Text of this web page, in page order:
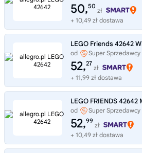
50,50
zł
+ 10,49 zł dostawa
od Super Sprzedawcy
52,27
zł
+ 11,99 zł dostawa
od Super Sprzedawcy
52,99
zł
+ 10,49 zł dostawa